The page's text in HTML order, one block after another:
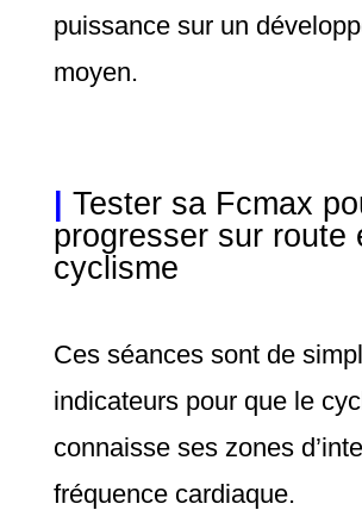
puissance sur un
moyen.
Tester sa Fcmax
progresser sur route
cyclisme
Ces séances sont de
indicateurs pour que le
connaisse ses zones
fréquence cardiaque.